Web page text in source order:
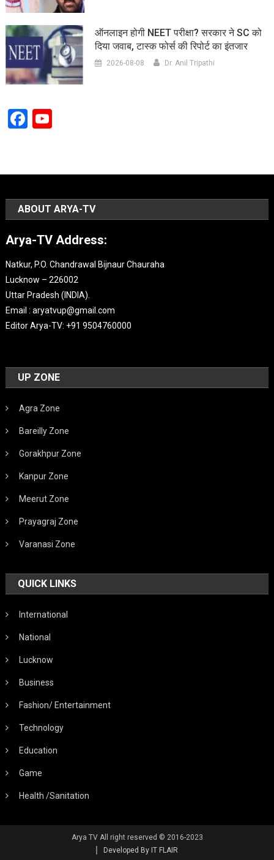
ऑनलाइन होगी NEET परीक्षा? सरकार ने SC को
दिया जवाब, टास्क फोर्स की रिपोर्ट का इंतजार
2026-08-08 Dr. Anil Tripathi
Facebook
YouTube
ABOUT ARYA-TV
Arya-TV Address:
Natkur, P.O. Chandrawal Bijnaur Chauraha
Lucknow – 226002
Uttar Pradesh (INDIA).
Email : aryatvup@gmail.com
Editor Arya-TV: +91 9504760000
UP ZONE
Agra Zone
Bareilly Zone
Gorakhpur Zone
Kanpur Zone
Meerut Zone
Prayagraj Zone
Varanasi Zone
QUICK LINKS
International
National
Lucknow
Business
Fashion/ Entertainment
Technology
Education
Game
Health /Sanitation
Arya TV All right reserved © 2016-2023
Developed By IT FLAIR